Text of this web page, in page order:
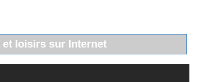
et loisirs sur Internet